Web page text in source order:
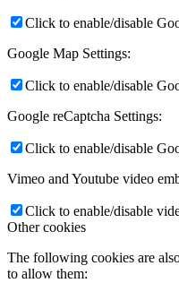
Click to enable/disable
Google Map Settings:
Click to enable/disable
Google reCaptcha Settings:
Click to enable/disable
Vimeo and Youtube video
Click to enable/disable
Other cookies
The following cookies are
to allow them: